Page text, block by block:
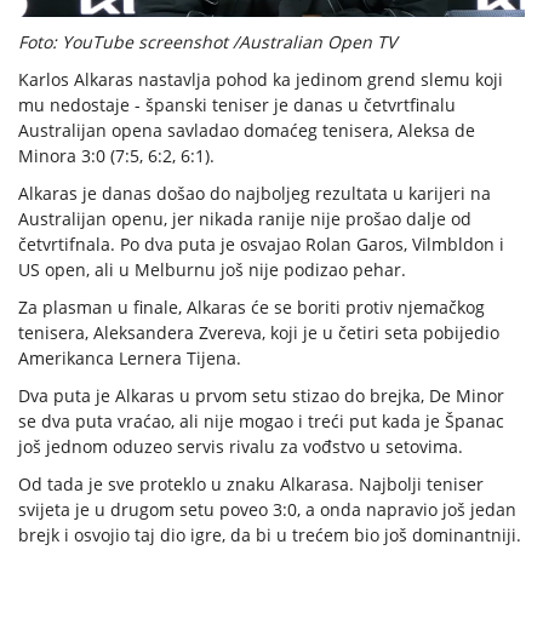
Foto: YouTube screenshot /Australian Open TV
Karlos Alkaras nastavlja pohod ka jedinom grend slemu koji
mu nedostaje - španski teniser je danas u četvrtfinalu
Australijan opena savladao domaćeg tenisera, Aleksa de
Minora 3:0 (7:5, 6:2, 6:1).
Alkaras je danas došao do najboljeg rezultata u karijeri na
Australijan openu, jer nikada ranije nije prošao dalje od
četvrtifnala. Po dva puta je osvajao Rolan Garos, Vilmbldon i
US open, ali u Melburnu još nije podizao pehar.
Za plasman u finale, Alkaras će se boriti protiv njemačkog
tenisera, Aleksandera Zvereva, koji je u četiri seta pobijedio
Amerikanca Lernera Tijena.
Dva puta je Alkaras u prvom setu stizao do brejka, De Minor
se dva puta vraćao, ali nije mogao i treći put kada je Španac
još jednom oduzeo servis rivalu za vođstvo u setovima.
Od tada je sve proteklo u znaku Alkarasa. Najbolji teniser
svijeta je u drugom setu poveo 3:0, a onda napravio još jedan
brejk i osvojio taj dio igre, da bi u trećem bio još dominantniji.